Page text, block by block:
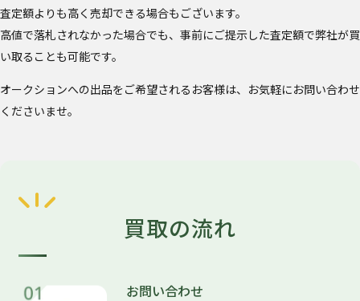
査定額よりも高く売却できる場合もございます。
高値で落札されなかった場合でも、事前にご提示した査定額で弊社が買
い取ることも可能です。
オークションへの出品をご希望されるお客様は、お気軽にお問い合わせ
くださいませ。
買取の流れ
お問い合わせ